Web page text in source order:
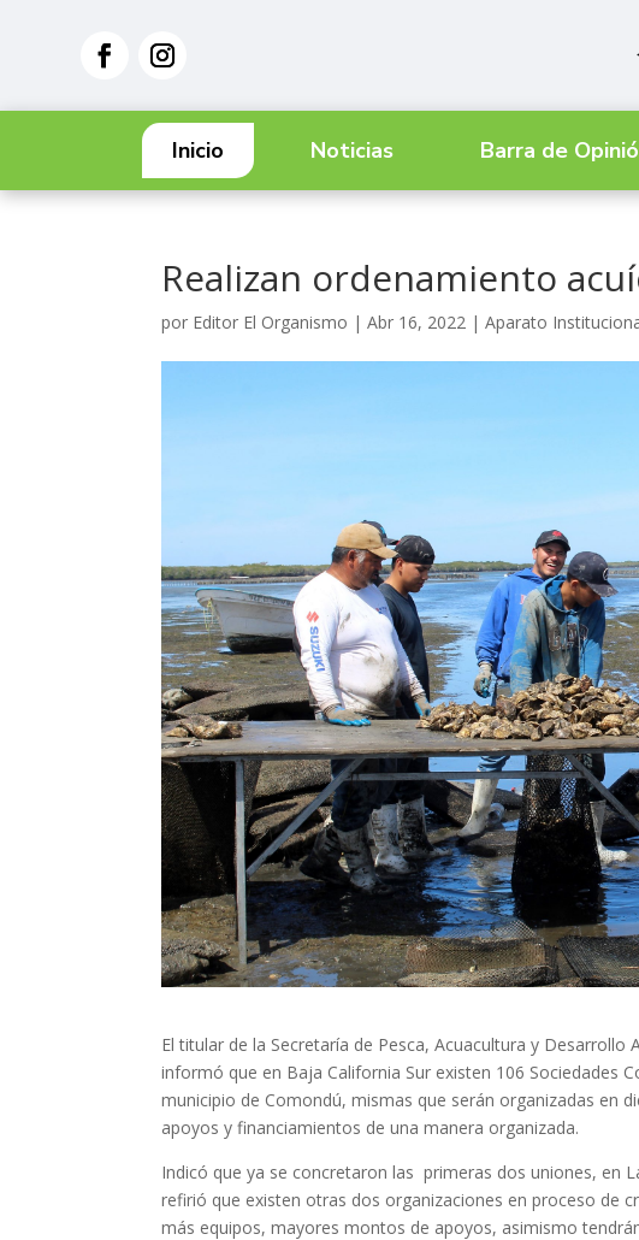
Inicio Noticias Barra de
Realizan ordenamiento
por Editor El Organismo |Abr 16, 2022 |Aparato
El titular de la Secretaría de Pesca, Acuacultura y Desarrollo
informó que en Baja California Sur existen 106 Sociedades
municipio de Comondú, mismas que serán organizadas en
apoyos y financiamientos de una manera organizada.
Indicó que ya se concretaron las primeras dos uniones, en
refirió que existen otras dos organizaciones en proceso de
más equipos, mayores montos de apoyos, asimismo